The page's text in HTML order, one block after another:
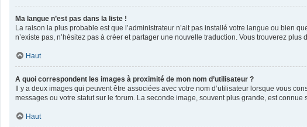
Ma langue n’est pas dans la liste !
La raison la plus probable est que l’administrateur n’ait pas installé votre langue ou bien
n’existe pas, n’hésitez pas à créer et partager une nouvelle traduction. Vous trouverez plus
Haut
A quoi correspondent les images à proximité de mon nom d’utilisateur ?
Il y a deux images qui peuvent être associées avec votre nom d’utilisateur lorsque vous
messages ou votre statut sur le forum. La seconde image, souvent plus grande, est
Haut